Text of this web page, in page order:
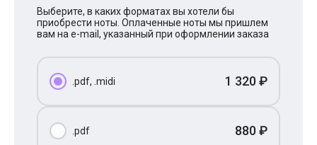
Billie Eilish
Макс Корж
Алена Швец
Руки Вверх
Выберите, в каких форматах вы хотели бы
приобрести ноты. Оплаченные ноты мы пришлем
вам на e-mail, указанный при оформлении заказа
.pdf, .midi 1 320 ₽
.pdf 880 ₽